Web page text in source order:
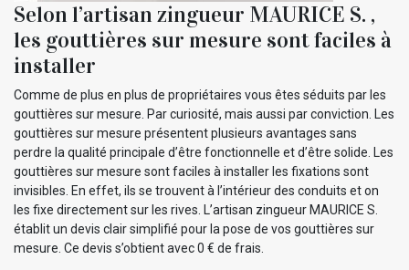
Selon l’artisan zingueur MAURICE S. ,
les gouttières sur mesure sont faciles à
installer
Comme de plus en plus de propriétaires vous êtes séduits par les
gouttières sur mesure. Par curiosité, mais aussi par conviction. Les
gouttières sur mesure présentent plusieurs avantages sans
perdre la qualité principale d’être fonctionnelle et d’être solide. Les
gouttières sur mesure sont faciles à installer les fixations sont
invisibles. En effet, ils se trouvent à l’intérieur des conduits et on
les fixe directement sur les rives. L’artisan zingueur MAURICE S.
établit un devis clair simplifié pour la pose de vos gouttières sur
mesure. Ce devis s’obtient avec 0 € de frais.